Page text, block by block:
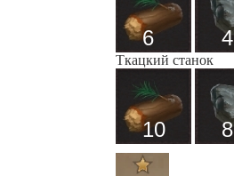
6 4
Ткацкий станок
10 8